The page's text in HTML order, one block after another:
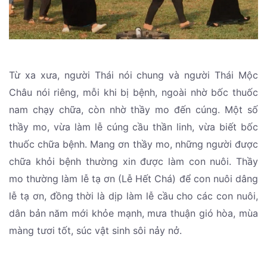
Từ xa xưa, người Thái nói chung và người Thái Mộc
Châu nói riêng, mỗi khi bị bệnh, ngoài nhờ bốc thuốc
nam chạy chữa, còn nhờ thầy mo đến cúng. Một số
thầy mo, vừa làm lễ cúng cầu thần linh, vừa biết bốc
thuốc chữa bệnh. Mang ơn thầy mo, những người được
chữa khỏi bệnh thường xin được làm con nuôi. Thầy
mo thường làm lễ tạ ơn (Lễ Hết Chá) để con nuôi dâng
lễ tạ ơn, đồng thời là dịp làm lễ cầu cho các con nuôi,
dân bản năm mới khỏe mạnh, mưa thuận gió hòa, mùa
màng tươi tốt, súc vật sinh sôi nảy nở.